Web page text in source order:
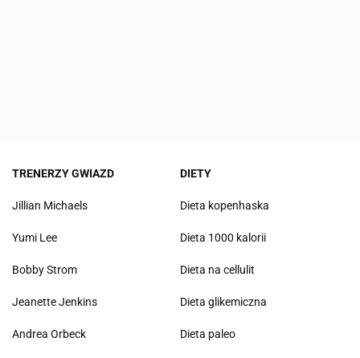
TRENERZY GWIAZD
Jillian Michaels
Yumi Lee
Bobby Strom
Jeanette Jenkins
Andrea Orbeck
DIETY
Dieta kopenhaska
Dieta 1000 kalorii
Dieta na cellulit
Dieta glikemiczna
Dieta paleo